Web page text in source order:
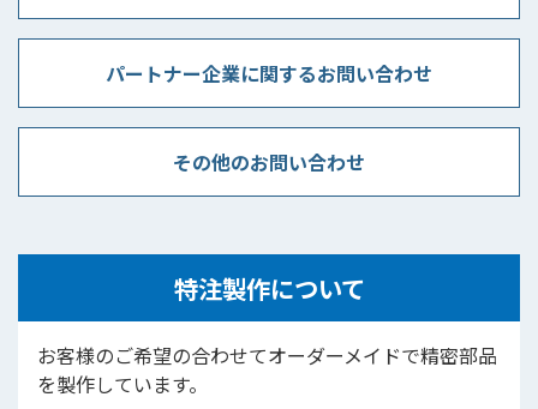
パートナー企業に関するお問い合わせ
その他のお問い合わせ
特注製作について
お客様のご希望の合わせてオーダーメイドで精密部品
を製作しています。